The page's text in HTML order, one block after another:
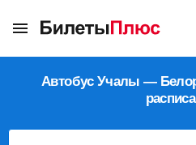
Автобус Учалы —